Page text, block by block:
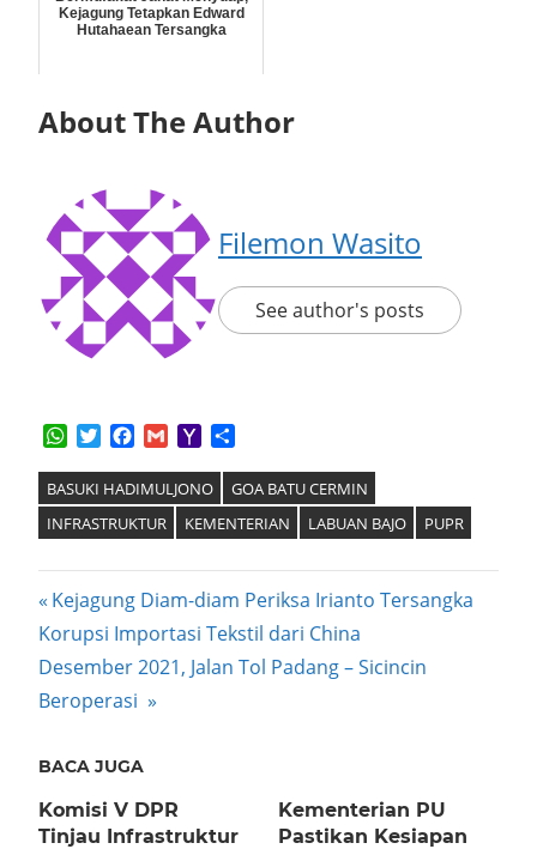
Kejagung Tetapkan Edward
Hutahaean Tersangka
About The Author
Filemon Wasito
See author's posts
WhatsApp
TwitterFacebook
GmailYahoo
BASUKI HADIMULJONO
GOA BATU CERMIN
INFRASTRUKTUR
KEMENTERIAN LABUAN BAJO PUPR
Post
navigation
Previous
Post:
Kejagung Diam-diam Periksa Irianto Tersangka
Korupsi Importasi Tekstil dari China
Next
Post:
Desember 2021, Jalan Tol Padang – Sicincin
Beroperasi
BACA JUGA
Komisi V DPR
Tinjau Infrastruktur
Kementerian PU
Pastikan Kesiapan